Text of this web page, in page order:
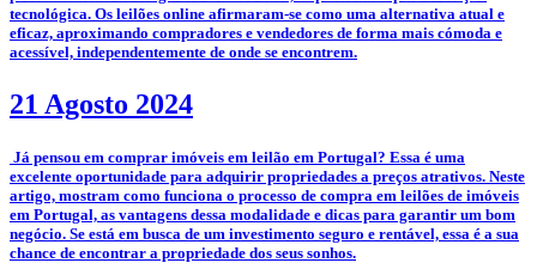
tecnológica. Os leilões online afirmaram-se como uma alternativa atual e
eficaz, aproximando compradores e vendedores de forma mais cómoda e
acessível, independentemente de onde se encontrem.
21 Agosto 2024
­ Já pensou em comprar imóveis em leilão em Portugal? Essa é uma
excelente oportunidade para adquirir propriedades a preços atrativos. Neste
artigo, mostram como funciona o processo de compra em leilões de imóveis
em Portugal, as vantagens dessa modalidade e dicas para garantir um bom
negócio. Se está em busca de um investimento seguro e rentável, essa é a sua
chance de encontrar a propriedade dos seus sonhos.